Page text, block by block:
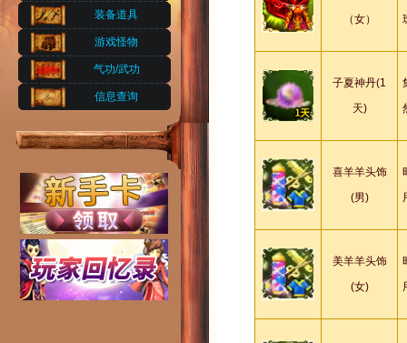
装备道具
游戏怪物
气功/武功
信息查询
（女）
子夏神丹(1
天)
喜羊羊头饰
(男)
美羊羊头饰
(女)